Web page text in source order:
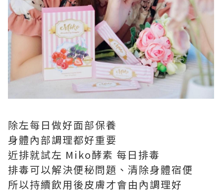
除左每日做好面部保養
身體內部調理都好重要
近排就試左 Miko酵素 每日排毒
排毒可以解決便秘問題、清除身體宿便
所以持續飲用後皮膚才會由內調理好